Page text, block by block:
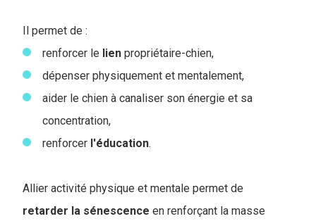
Il permet de :
renforcer le lien propriétaire-chien,
dépenser physiquement et mentalement,
aider le chien à canaliser son énergie et sa
concentration,
renforcer l'éducation.
Allier activité physique et mentale permet de
retarder la sénescence en renforçant la masse